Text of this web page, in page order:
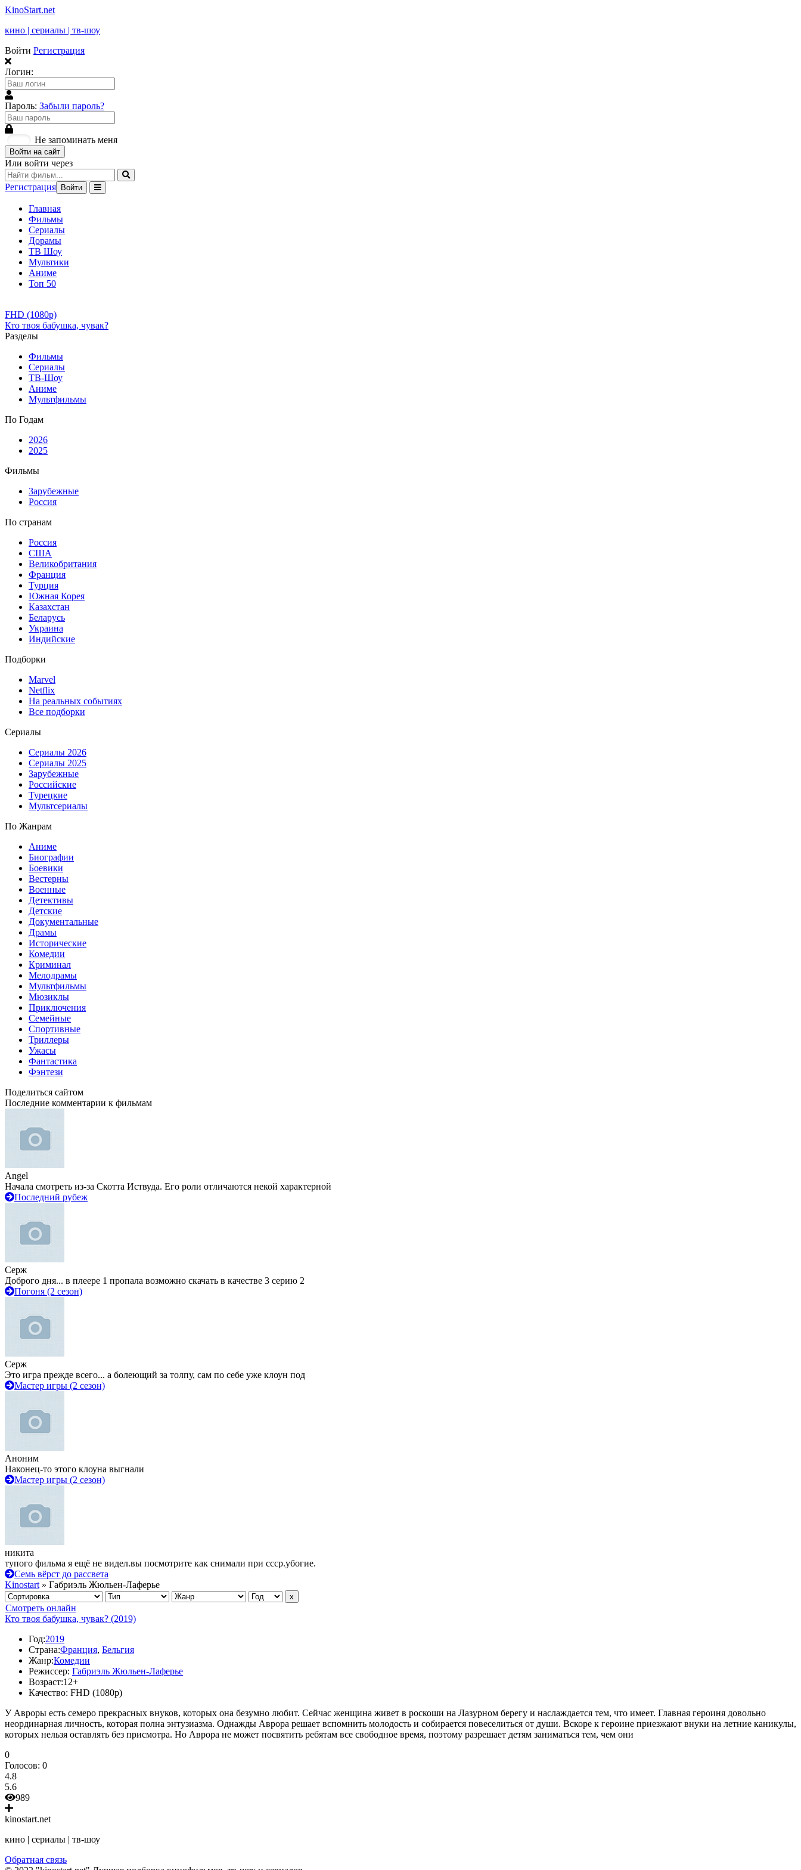
KinoStart.net
кино | сериалы | тв-шоу
Войти Регистрация
Логин:
Пароль: Забыли пароль?
Не запоминать меня
Войти на сайт
Или войти через
Регистрация Войти
Главная
Фильмы
Сериалы
Дорамы
ТВ Шоу
Мультики
Аниме
Топ 50
FHD (1080p)
Кто твоя бабушка, чувак?
Разделы
Фильмы
Сериалы
ТВ-Шоу
Аниме
Мультфильмы
По Годам
2026
2025
Фильмы
Зарубежные
Россия
По странам
Россия
США
Великобритания
Франция
Турция
Южная Корея
Казахстан
Беларусь
Украина
Индийские
Подборки
Marvel
Netflix
На реальных событиях
Все подборки
Сериалы
Сериалы 2026
Сериалы 2025
Зарубежные
Российские
Турецкие
Мультсериалы
По Жанрам
Аниме
Биографии
Боевики
Вестерны
Военные
Детективы
Детские
Документальные
Драмы
Исторические
Комедии
Криминал
Мелодрамы
Мультфильмы
Мюзиклы
Приключения
Семейные
Спортивные
Триллеры
Ужасы
Фантастика
Фэнтези
Поделиться сайтом
Последние комментарии к фильмам
Angel
Начала смотреть из-за Скотта Иствуда. Его роли отличаются некой характерной
Последний рубеж
Серж
Доброго дня... в плеере 1 пропала возможно скачать в качестве 3 серию 2
Погоня (2 сезон)
Серж
Это игра прежде всего... а болеющий за толпу, сам по себе уже клоун под
Мастер игры (2 сезон)
Аноним
Наконец-то этого клоуна выгнали
Мастер игры (2 сезон)
никита
тупого фильма я ещё не видел.вы посмотрите как снимали при ссср.убогие.
Семь вёрст до рассвета
Kinostart » Габриэль Жюльен-Лаферье
Смотреть онлайн
Кто твоя бабушка, чувак? (2019)
Год:2019
Страна:Франция, Бельгия
Жанр:Комедии
Режиссер: Габриэль Жюльен-Лаферье
Возраст:12+
Качество: FHD (1080p)
У Авроры есть семеро прекрасных внуков, которых она безумно любит. Сейчас женщина живет в роскоши на Лазурном берегу и наслаждается тем, что имеет. Главная героиня довольно
неординарная личность, которая полна энтузиазма. Однажды Аврора решает вспомнить молодость и собирается повеселиться от души. Вскоре к героине приезжают внуки на летние каникулы,
которых нельзя оставлять без присмотра. Но Аврора не может посвятить ребятам все свободное время, поэтому разрешает детям заниматься тем, чем они
0
Голосов: 0
4.8
5.6
989
kinostart.net
кино | сериалы | тв-шоу
Обратная связь